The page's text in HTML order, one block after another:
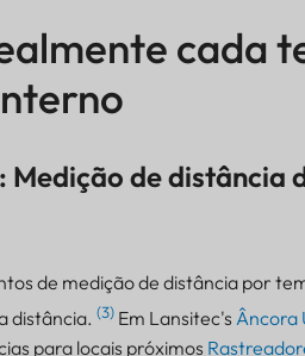
cada
Medição de distância
de medição de distância por
distância. (3)Em Lansitec's Âncora
para locais próximos